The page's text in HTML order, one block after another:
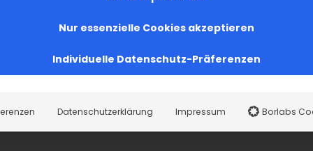
Nur essenzielle Cookies akzeptieren
Individuelle Datenschutz-Präferenzen
Datenschutzerklärung Impressum Borlabs